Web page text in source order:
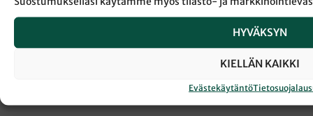
HYVÄKSYN
KIELLÄN KAIKKI
Evästekäytäntö